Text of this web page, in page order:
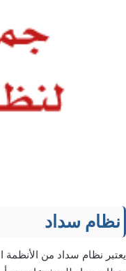
نظام سداد
يعتبر نظام سداد من